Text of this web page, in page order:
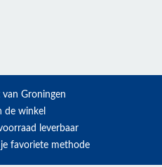
Groningen
de winkel
leverbaar
favoriete methode